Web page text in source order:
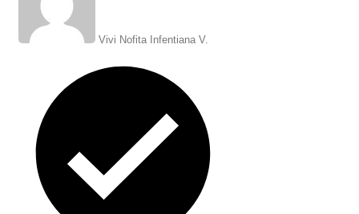
Vivi Nofita Infentiana V.